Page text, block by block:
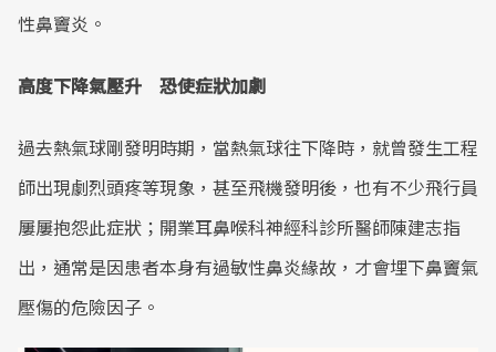
性鼻竇炎。
高度下降氣壓升 恐使症狀加劇
過去熱氣球剛發明時期，當熱氣球往下降時，就曾發生工程
師出現劇烈頭疼等現象，甚至飛機發明後，也有不少飛行員
屢屢抱怨此症狀；開業耳鼻喉科神經科診所醫師陳建志指
出，通常是因患者本身有過敏性鼻炎緣故，才會埋下鼻竇氣
壓傷的危險因子。